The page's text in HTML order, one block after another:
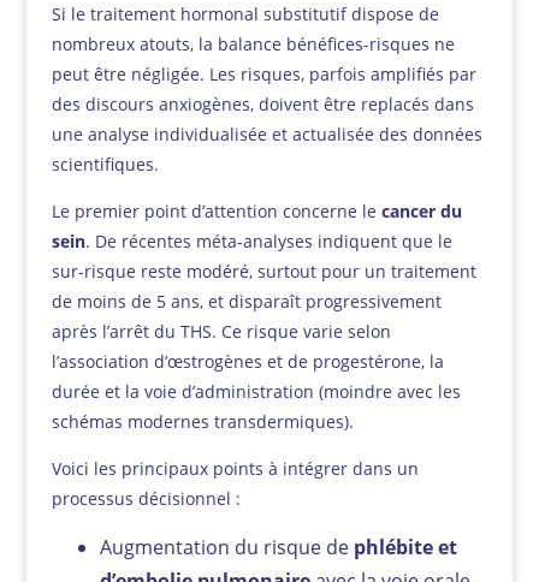
Si le traitement hormonal substitutif dispose de
nombreux atouts, la balance bénéfices-risques ne
peut être négligée. Les risques, parfois amplifiés par
des discours anxiogènes, doivent être replacés dans
une analyse individualisée et actualisée des données
scientifiques.
Le premier point d’attention concerne le cancer du
sein. De récentes méta-analyses indiquent que le
sur-risque reste modéré, surtout pour un traitement
de moins de 5 ans, et disparaît progressivement
après l’arrêt du THS. Ce risque varie selon
l’association d’œstrogènes et de progestérone, la
durée et la voie d’administration (moindre avec les
schémas modernes transdermiques).
Voici les principaux points à intégrer dans un
processus décisionnel :
Augmentation du risque de phlébite et